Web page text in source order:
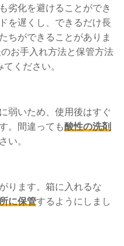
劣化を避けることができ
を遅くし、できるだけ長
ちができることがありま
お手入れ方法と保管方法
ください。
弱いため、使用後はすぐ
。間違っても酸性の洗剤
い。
ります。箱に入れるな
に保管するようにしまし